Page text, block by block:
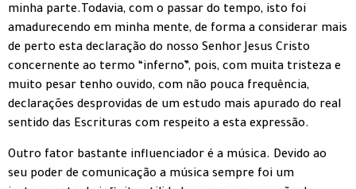
minha parte.Todavia, com o passar do tempo, isto foi
amadurecendo em minha mente, de forma a considerar mais
de perto esta declaração do nosso Senhor Jesus Cristo
concernente ao termo “inferno”, pois, com muita tristeza e
muito pesar tenho ouvido, com não pouca frequência,
declarações desprovidas de um estudo mais apurado do real
sentido das Escrituras com respeito a esta expressão.
Outro fator bastante influenciador é a música. Devido ao
seu poder de comunicação a música sempre foi um